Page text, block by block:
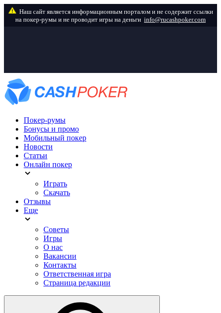
info@rucashpoker.com
Покер-румы
Бонусы и промо
Мобильный покер
Новости
Статьи
Онлайн покер
Играть
Скачать
Отзывы
Еще
Советы
Игры
О нас
Вакансии
Контакты
Ответственная игра
Страница редакции